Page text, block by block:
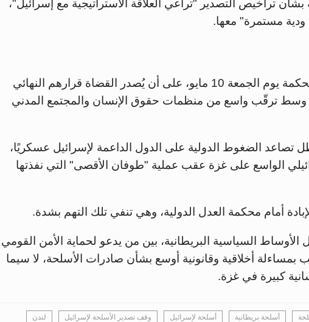
تراخيص التصدير "تراعي العلاقة الاستراتيجية مع إسرائيل"،
مستمرة" معها.
من المقرر أن تنتهي جلسات المحكمة يوم الجمعة 10 مايو، على أن يُصدر القضاة قرارهم النهائي
وسط ترقّب واسع من منظمات حقوق الإنسان والمجتمع المدني
تصاعد الضغوط الدولية على الدول الداعمة لإسرائيل عسكريًا،
الواسع على غزة عقب عملية "طوفان الأقصى" التي نفذتها
أمام محكمة العدل الدولية، وهي تنفي تلك التهم بشدة.
الأوساط السياسية البريطانية، بين من يدعو لحماية الأمن القومي
بمساءلة أخلاقية وقانونية أوسع بشأن صادرات الأسلحة، لا سيما
كبيرة في غزة.
أسلحة بريطانية أسلحة لإسرائيل وقف تصدير الأسلحة لإسرائيل
لندن